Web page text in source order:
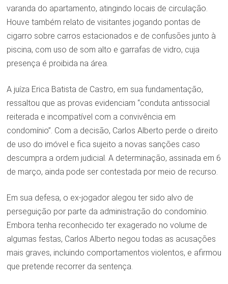
varanda do apartamento, atingindo locais de circulação.
Houve também relato de visitantes jogando pontas de
cigarro sobre carros estacionados e de confusões junto à
piscina, com uso de som alto e garrafas de vidro, cuja
presença é proibida na área.
A juíza Erica Batista de Castro, em sua fundamentação,
ressaltou que as provas evidenciam “conduta antissocial
reiterada e incompatível com a convivência em
condomínio”. Com a decisão, Carlos Alberto perde o direito
de uso do imóvel e fica sujeito a novas sanções caso
descumpra a ordem judicial. A determinação, assinada em 6
de março, ainda pode ser contestada por meio de recurso.
Em sua defesa, o ex-jogador alegou ter sido alvo de
perseguição por parte da administração do condomínio.
Embora tenha reconhecido ter exagerado no volume de
algumas festas, Carlos Alberto negou todas as acusações
mais graves, incluindo comportamentos violentos, e afirmou
que pretende recorrer da sentença.